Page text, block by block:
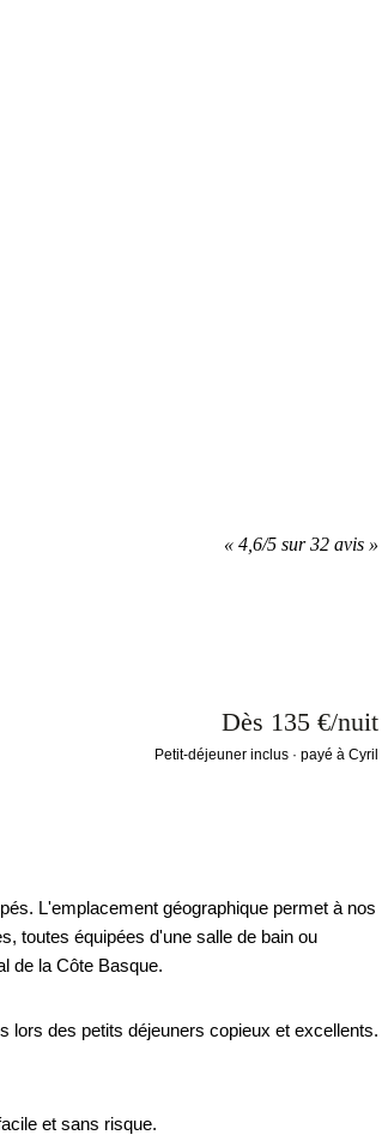
« 4,6/5 sur 32 avis »
Dès 135 €/nuit
Petit-déjeuner inclus · payé à Cyril
L'emplacement géographique permet à nos
toutes équipées d'une salle de bain ou
de la Côte Basque.
lors des petits déjeuners copieux et excellents.
et sans risque.